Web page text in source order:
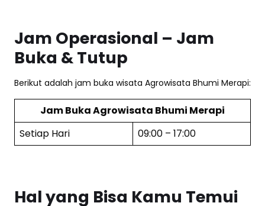
Jam Operasional – Jam
Buka & Tutup
Berikut adalah jam buka wisata Agrowisata Bhumi Merapi:
Jam Buka Agrowisata Bhumi Merapi
Setiap Hari
09:00 – 17:00
Hal yang Bisa Kamu Temui